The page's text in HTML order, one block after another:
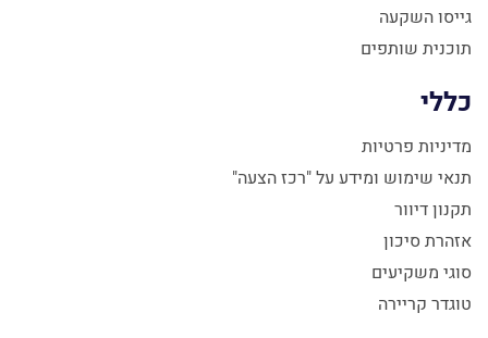
גייסו השקעה
תוכנית שותפים
כללי
מדיניות פרטיות
תנאי שימוש ומידע על "רכז הצעה"
תקנון דיוור
אזהרת סיכון
סוגי משקיעים
טוגדר קריירה